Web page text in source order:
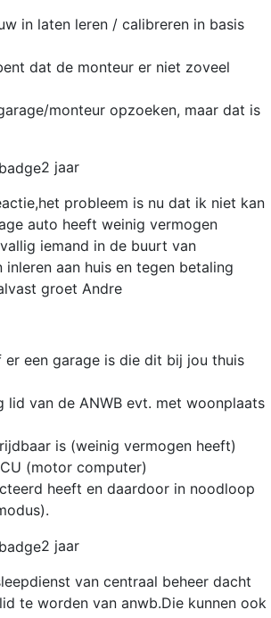
in laten leren / calibreren in basis
dat de monteur er niet zoveel
monteur opzoeken, maar dat is
2 jaar
probleem is nu dat ik niet kan
auto heeft weinig vermogen
iemand in de buurt van
inleren aan huis en tegen betaling
groet Andre
er een garage is die dit bij jou thuis
lid van de ANWB evt. met woonplaats
is (weinig vermogen heeft)
(motor computer)
heeft en daardoor in noodloop
2 jaar
van centraal beheer dacht
te worden van anwb.Die kunnen ook